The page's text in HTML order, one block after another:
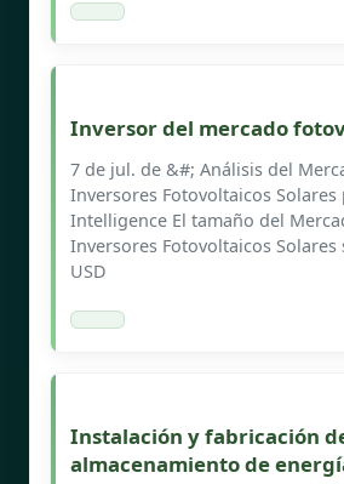
Inversor del mercado
7 de jul. de &#; Análisis del
Inversores Fotovoltaicos
Intelligence El tamaño del
Inversores Fotovoltaicos Solares
USD
Instalación y fabricación
almacenamiento de